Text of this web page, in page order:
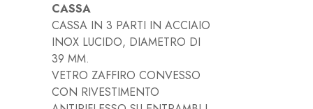
CASSA
CASSA IN 3 PARTI IN ACCIAIO
INOX LUCIDO, DIAMETRO DI
39 MM.
VETRO ZAFFIRO CONVESSO
CON RIVESTIMENTO